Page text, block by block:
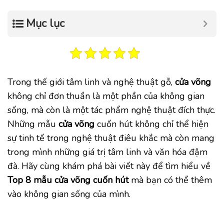
Mục lục
Trong thế giới tâm linh và nghệ thuật gỗ, cửa võng
không chỉ đơn thuần là một phần của không gian
sống, mà còn là một tác phẩm nghệ thuật đích thực.
Những mẫu cửa võng cuốn hút không chỉ thể hiện
sự tinh tế trong nghệ thuật điêu khắc mà còn mang
trong mình những giá trị tâm linh và văn hóa đậm
đà. Hãy cùng khám phá bài viết này để tìm hiểu về
Top 8 mẫu cửa võng cuốn hútmà bạn có thể thêm
vào không gian sống của mình.